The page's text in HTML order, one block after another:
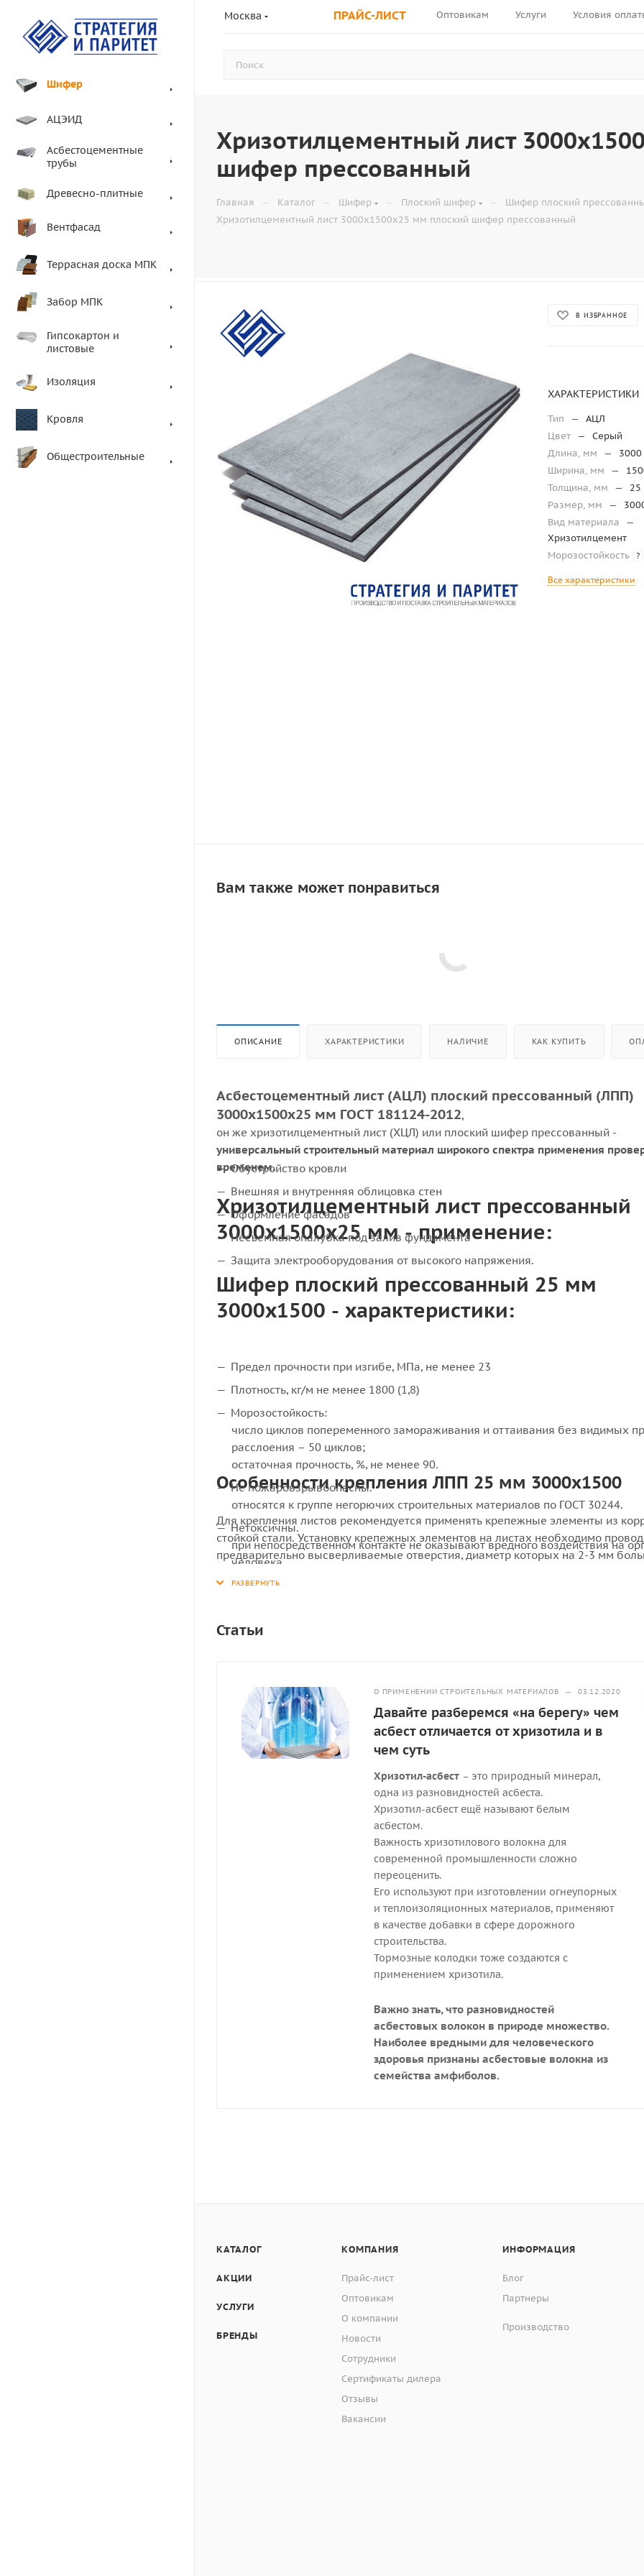
Москва ПРАЙС-ЛИСТ Оптовикам Услуги Условия
Шифер
АЦЭИД
Асбестоцементные
трубы
Древесно-плитные
Вентфасад
Террасная доска МПК
Забор МПК
Гипсокартон и
листовые
Изоляция
Кровля
Общестроительные
Хризотилцементный лист
шифер прессованный
Главная — Каталог — Шифер — Плоский шифер — Шифер плоский
Хризотилцементный лист 3000х1500х25 мм плоский шифер прессованный
В ИЗБРАННОЕ
ХАРАКТЕРИСТИКИ
Тип —
АЦЛ
Цвет —
Серый
Длина, мм
—
3000
Ширина, мм
—
Толщина, мм
—
25
Размер, мм
—
Вид материала
—
Хризотилцемент
Морозостойкость
?
Все характеристики
Вам также может понравиться
ОПИСАНИЕ ХАРАКТЕРИСТИКИ НАЛИЧИЕ КАК КУПИТЬ
Асбестоцементный лист (АЦЛ) плоский прессованный (ЛПП)
3000х1500х25 мм ГОСТ 181124-2012,
он же хризотилцементный лист (ХЦЛ) или плоский шифер прессованный -
универсальный строительный материал широкого спектра применения
временем.
Хризотилцементный лист прессованный
3000х1500х25 мм - применение:
Обустройство кровли
Внешняя и внутренняя облицовка стен
Оформление фасадов
Несъемная опалубка под залив фундамента
Защита электрооборудования от высокого напряжения.
Шифер плоский прессованный 25 мм
3000х1500 - характеристики:
Предел прочности при изгибе, МПа, не менее 23
Плотность, кг/м не менее 1800 (1,8)
Морозостойкость:
число циклов попеременного замораживания и оттаивания без видимых
расслоения – 50 циклов;
остаточная прочность, %, не менее 90.
Не пожаровзрывоопасны.
относятся к группе негорючих строительных материалов по ГОСТ 30244.
Нетоксичны.
при непосредственном контакте не оказывают вредного воздействия на
человека.
Особенности крепления ЛПП 25 мм 3000х1500
Для крепления листов рекомендуется применять крепежные элементы из
стойкой стали. Установку крепежных элементов на листах необходимо
предварительно высверливаемые отверстия, диаметр которых на 2-3 мм
Статьи
О ПРИМЕНЕНИИ СТРОИТЕЛЬНЫХ МАТЕРИАЛОВ — 03.12.2020
Давайте разберемся «на берегу» чем
асбест отличается от хризотила и в
чем суть
Хризотил-асбест – это природный минерал,
одна из разновидностей асбеста.
Хризотил-асбест ещё называют белым
асбестом.
Важность хризотилового волокна для
современной промышленности сложно
переоценить.
Его используют при изготовлении огнеупорных
и теплоизоляционных материалов, применяют
в качестве добавки в сфере дорожного
строительства.
Тормозные колодки тоже создаются с
применением хризотила.
Важно знать, что разновидностей
асбестовых волокон в природе множество.
Наиболее вредными для человеческого
здоровья признаны асбестовые волокна из
семейства амфиболов.
КАТАЛОГ
АКЦИИ
УСЛУГИ
БРЕНДЫ
КОМПАНИЯ
Прайс-лист
Оптовикам
О компании
Новости
Сотрудники
Сертификаты дилера
Отзывы
Вакансии
ИНФОРМАЦИЯ
Блог
Партнеры
Производство